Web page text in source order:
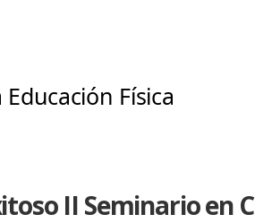
Física
II Seminario en